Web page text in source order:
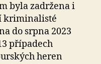
byla zadržena i
kriminalisté
do srpna 2023
případech
heren